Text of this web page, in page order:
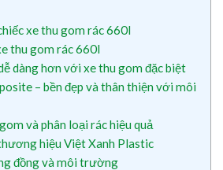
xe thu gom rác 660l
thu gom rác 660l
dàng hơn với xe thu gom đặc biệt
– bền đẹp và thân thiện với môi
và phân loại rác hiệu quả
hiệu Việt Xanh Plastic
đồng và môi trường